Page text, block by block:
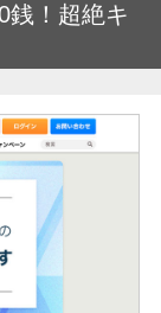
銭！超絶キ